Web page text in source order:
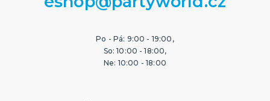
Po - Pá: 9:00 - 19:00,
So: 10:00 - 18:00,
Ne: 10:00 - 18:00